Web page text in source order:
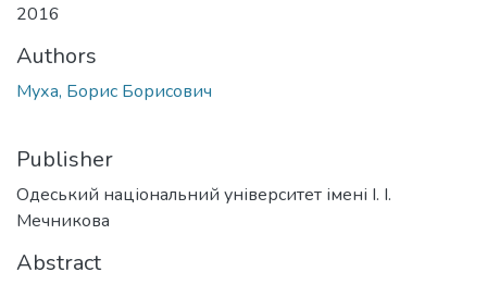
2016
Authors
Муха, Борис Борисович
Publisher
Одеський національний університет імені І. І.
Мечникова
Abstract